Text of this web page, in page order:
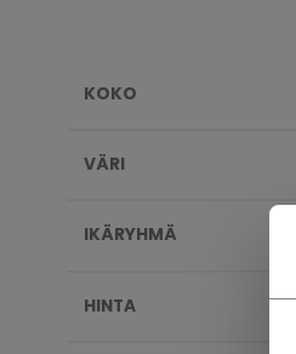
KOKO
VÄRI
IKÄRYHMÄ
HINTA